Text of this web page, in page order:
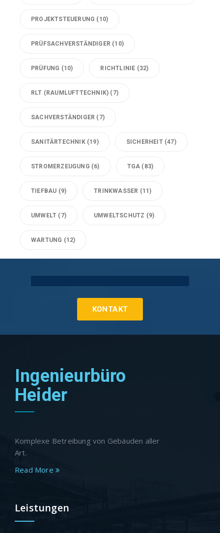
PROJEKTSTEUERUNG (10)
PRÜFSACHVERSTÄNDIGER (10)
PRÜFUNG (10) RICHTLINIE (32)
RLT (RAUMLUFTTECHNIK) (7)
SACHVERSTÄNDIGER (7)
SANITÄRTECHNIK(19) SICHERHEIT(47)
STROMERZEUGUNG (6) TGA (83)
TIEFBAU (9) TRINKWASSER (11)
UMWELT (7) UMWELTSCHUTZ (9)
WARTUNG (12)
KONTAKT
Ingenieurbüro
Heider
Komplexe Betreibung von Gebäuden aller
Art.
Read More
Leistungen